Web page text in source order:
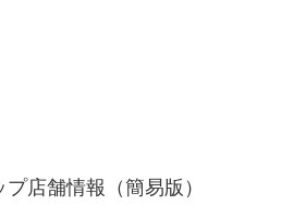
店舗情報（簡易版）